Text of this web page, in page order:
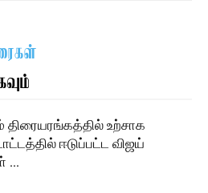
திரையரங்கத்தில் உற்சாக
ஈடுப்பட்ட விஜய்
…